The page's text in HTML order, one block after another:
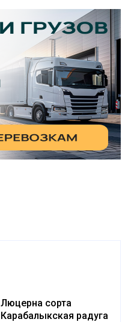
Люцерна сорта
Карабалыкская радуга